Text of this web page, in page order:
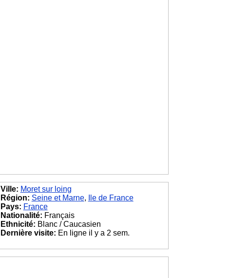
Ville: Moret sur loing
Région: Seine et Marne,
Ile de France
Pays: France
Nationalité: Français
Ethnicité: Blanc / Caucasien
Dernière visite: En ligne il y a 2 sem.